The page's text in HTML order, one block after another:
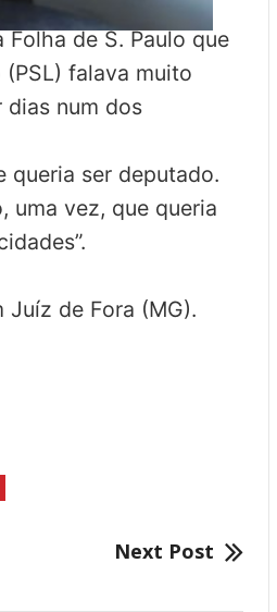
de S. Paulo que
falava muito
dias num dos
queria ser deputado.
uma vez, que queria
de Fora (MG).
Next Post